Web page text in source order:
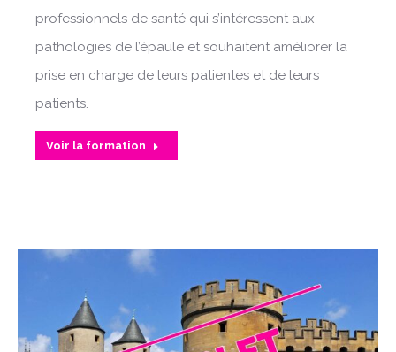
professionnels de santé qui s’intéressent aux
pathologies de l’épaule et souhaitent améliorer la
prise en charge de leurs patientes et de leurs
patients.
Voir la formation